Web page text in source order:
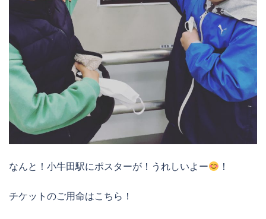
なんと！小牛田駅にポスターが！うれしいよー ！
チケットのご用命はこちら！